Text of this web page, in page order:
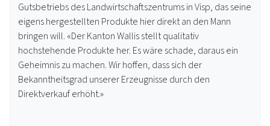
Gutsbetriebs des Landwirtschaftszentrums in Visp, das seine
eigens hergestellten Produkte hier direkt an den Mann
bringen will. «Der Kanton Wallis stellt qualitativ
hochstehende Produkte her. Es wäre schade, daraus ein
Geheimnis zu machen. Wir hoffen, dass sich der
Bekanntheitsgrad unserer Erzeugnisse durch den
Direktverkauf erhöht.»